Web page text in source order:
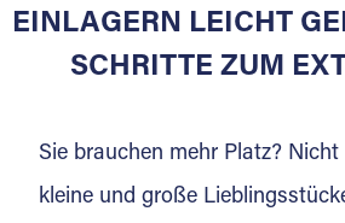
Sie bieten Kunden Lagerraum
für die Einlagerung von
Lagerkunden und
Ihre Vorteile als Extraraum
EINLAGERN LEICHT
SCHRITTE ZUM
Sie brauchen mehr Platz?
kleine und große